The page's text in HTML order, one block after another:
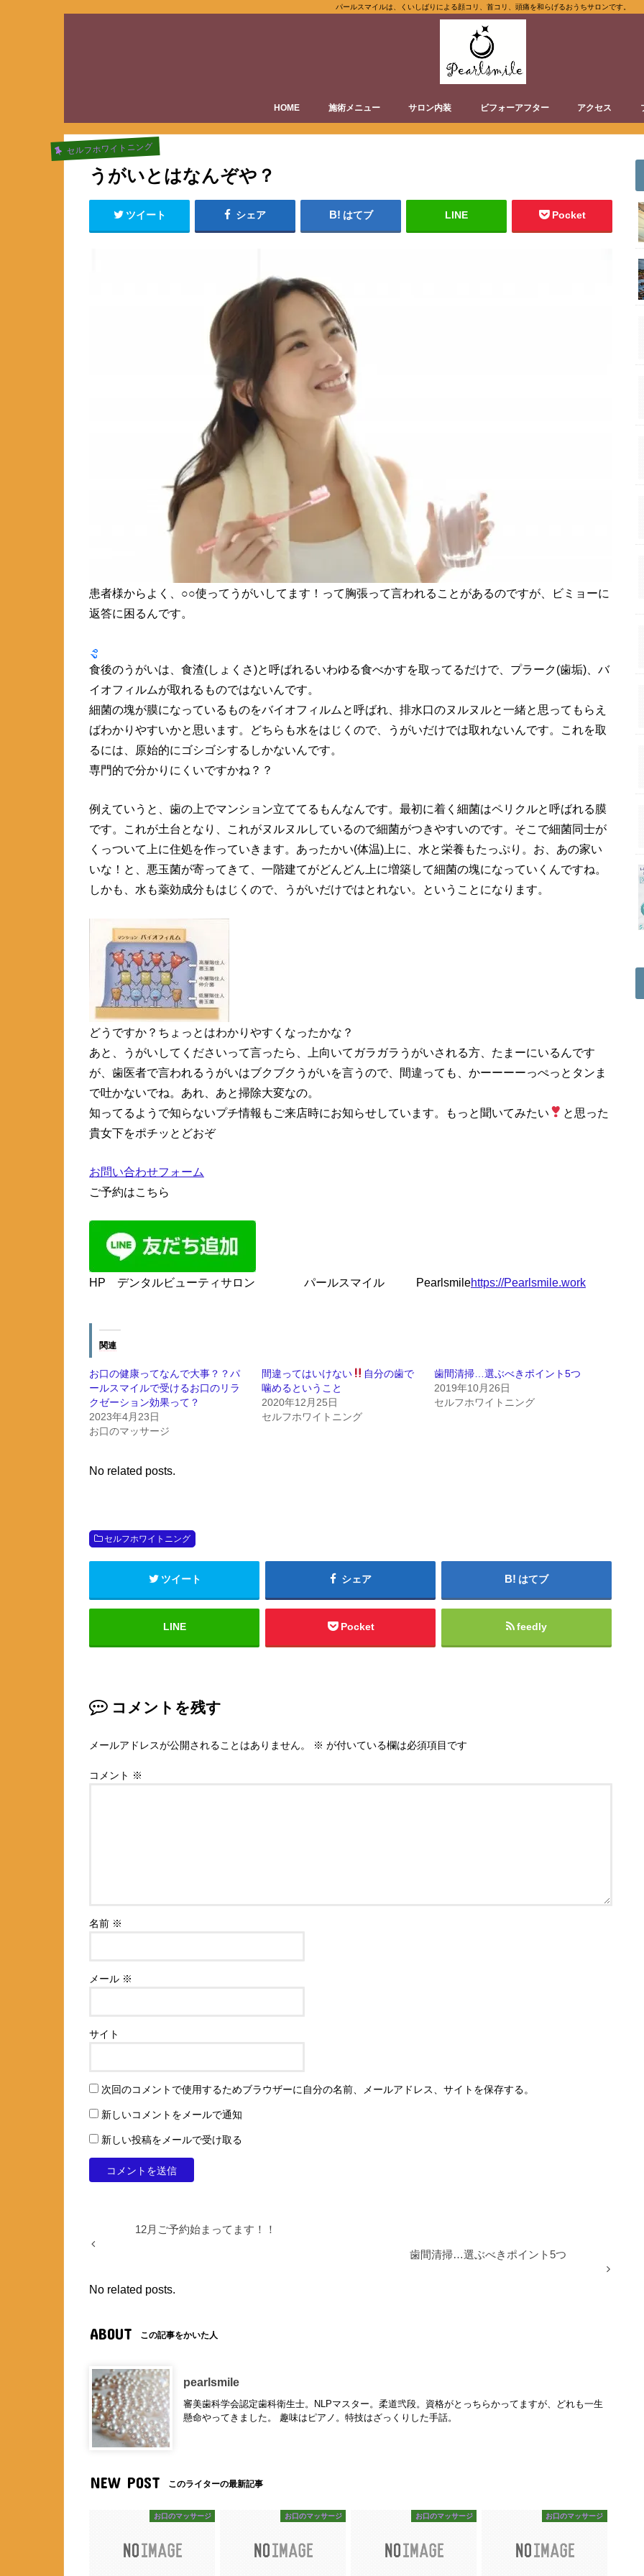
パールスマイルは、くいしばりによる顔コリ、首コリ、頭痛を和らげるおうちサロンです。
HOME 施術メニュー サロン内装 ビフォーアフター アクセス
セルフホワイトニング
うがいとはなんぞや？
ツイート シェア はてブ LINE Pocket
患者様からよく、○○使ってうがいしてます！って胸張って言われることがあるのですが、ビミョーに
返答に困るんです。
食後のうがいは、食渣(しょくさ)と呼ばれるいわゆる食べかすを取ってるだけで、プラーク(歯垢)、バ
イオフィルムが取れるものではないんです。
細菌の塊が膜になっているものをバイオフィルムと呼ばれ、排水口のヌルヌルと一緒と思ってもらえ
ばわかりやすいかと思います。どちらも水をはじくので、うがいだけでは取れないんです。これを取
るには、原始的にゴシゴシするしかないんです。
専門的で分かりにくいですかね？？
例えていうと、歯の上でマンション立ててるもんなんです。最初に着く細菌はペリクルと呼ばれる膜
です。これが土台となり、これがヌルヌルしているので細菌がつきやすいのです。そこで細菌同士が
くっついて上に住処を作っていきます。あったかい(体温)上に、水と栄養もたっぷり。お、あの家い
いな！と、悪玉菌が寄ってきて、一階建てがどんどん上に増築して細菌の塊になっていくんですね。
しかも、水も薬効成分もはじくので、うがいだけではとれない。ということになります。
どうですか？ちょっとはわかりやすくなったかな？
あと、うがいしてくださいって言ったら、上向いてガラガラうがいされる方、たまーにいるんです
が、歯医者で言われるうがいはブクブクうがいを言うので、間違っても、かーーーーっぺっとタンま
で吐かないでね。あれ、あと掃除大変なの。
知ってるようで知らないプチ情報もご来店時にお知らせしています。もっと聞いてみたい
と思った
貴女下をポチッとどおぞ
お問い合わせフォーム
ご予約はこちら
HP デンタルビューティサロン パールスマイル Pearlsmilehttps://Pearlsmile.work
関連
お口の健康ってなんで大事？？パ
ールスマイルで受けるお口のリラ
クゼーション効果って？
2023年4月23日
お口のマッサージ
間違ってはいけない
自分の歯で
噛めるということ
2020年12月25日
セルフホワイトニング
歯間清掃…選ぶべきポイント5つ
2019年10月26日
セルフホワイトニング
No related posts.
セルフホワイトニング
ツイート シェア はてブ
LINE Pocket feedly
コメントを残す
メールアドレスが公開されることはありません。 ※ が付いている欄は必須項目です
コメント ※
名前 ※
メール ※
サイト
次回のコメントで使用するためブラウザーに自分の名前、メールアドレス、サイトを保存する。
新しいコメントをメールで通知
新しい投稿をメールで受け取る
12月ご予約始まってます！！
歯間清掃…選ぶべきポイント5つ
No related posts.
ABOUT この記事をかいた人
pearlsmile
審美歯科学会認定歯科衛生士。NLPマスター。柔道弐段。資格がとっちらかってますが、どれも一生
懸命やってきました。 趣味はピアノ。特技はざっくりした手話。
NEW POST このライターの最新記事
お口のマッサージ お口のマッサージ お口のマッサージ お口のマッサージ